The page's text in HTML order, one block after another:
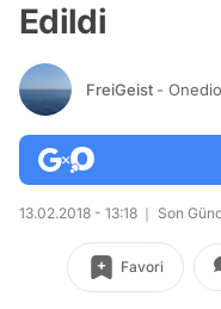
Edildi
FreiGeist -
13.02.2018 - 13:18 Son
Favori